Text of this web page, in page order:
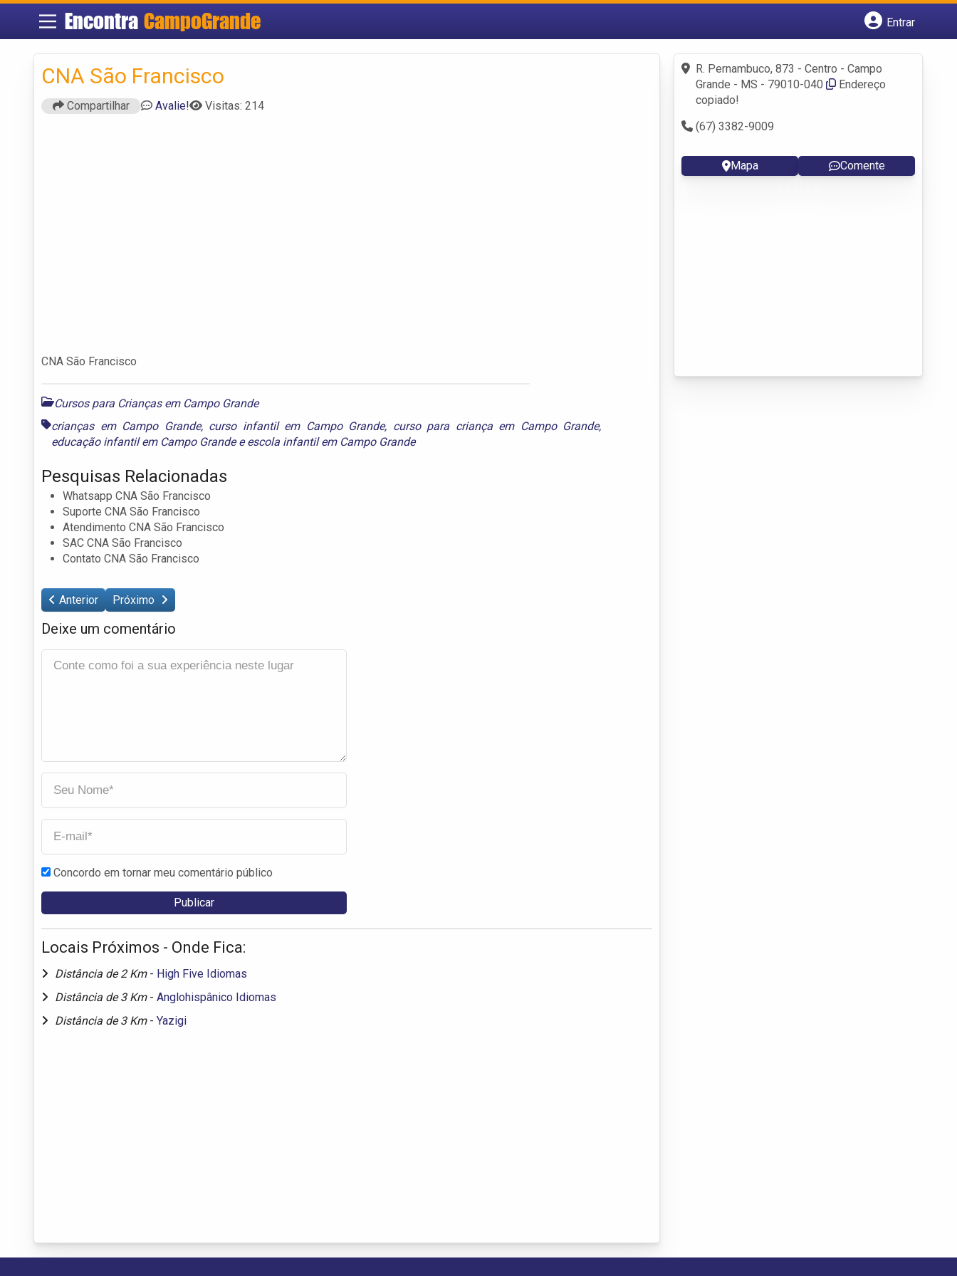
Encontra CampoGrande
Entrar
Fazer login
Criar conta
CNA São Francisco
Compartilhar Avalie! Visitas: 214
CNA São Francisco
Cursos para Crianças em Campo Grande
crianças em Campo Grande, curso infantil em Campo Grande, curso para criança em Campo Grande,
educação infantil em Campo Grandeeescola infantil em Campo Grande
Pesquisas Relacionadas
Whatsapp CNA São Francisco
Suporte CNA São Francisco
Atendimento CNA São Francisco
SAC CNA São Francisco
Contato CNA São Francisco
Anterior Próximo
Deixe um comentário
Concordo em tornar meu comentário público
Locais Próximos - Onde Fica:
Distância de 2 Km - High Five Idiomas
Distância de 3 Km - Anglohispânico Idiomas
Distância de 3 Km - Yazigi
R. Pernambuco, 873 - Centro - Campo
Grande - MS - 79010-040
Endereço
copiado!
(67) 3382-9009
Mapa Comente